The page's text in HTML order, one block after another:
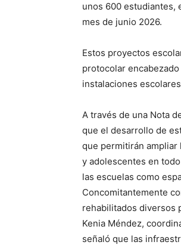
unos 600 estudiantes,
mes de junio 2026.
Estos proyectos
protocolar
instalaciones
A través de una Nota
que el desarrollo de
que permitirán
y adolescentes en
las escuelas como
Concomitantemente
rehabilitados diversos
Kenia Méndez,
señaló que las